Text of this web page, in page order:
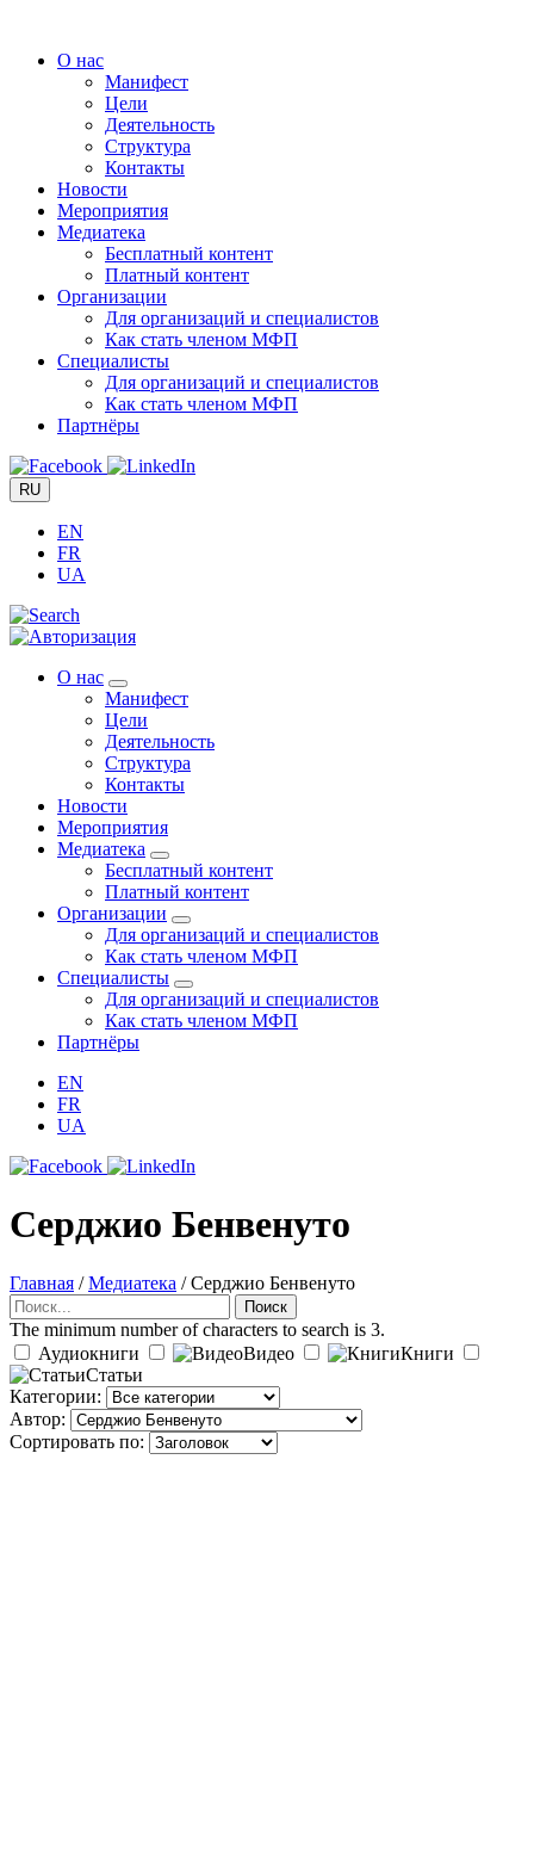
содержимому
О нас
Манифест
Цели
Деятельность
Структура
Контакты
Новости
Мероприятия
Медиатека
Бесплатный контент
Платный контент
Организации
Для организаций и специалистов
Как стать членом МФП
Специалисты
Для организаций и специалистов
Как стать членом МФП
Партнёры
RU
EN
FR
UA
О нас
Манифест
Цели
Деятельность
Структура
Контакты
Новости
Мероприятия
Медиатека
Бесплатный контент
Платный контент
Организации
Для организаций и специалистов
Как стать членом МФП
Специалисты
Для организаций и специалистов
Как стать членом МФП
Партнёры
EN
FR
UA
Серджио Бенвенуто
Главная /Медиатека /Серджио Бенвенуто
Поиск
Поиск
The minimum number of characters to search is 3.
Аудиокниги
Видео
Книги
Статьи
Категории:
Автор:
Сортировать по: